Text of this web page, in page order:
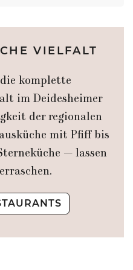
VIELFALT
komplette
im Deidesheimer
der regionalen
mit Pfiff bis
— lassen